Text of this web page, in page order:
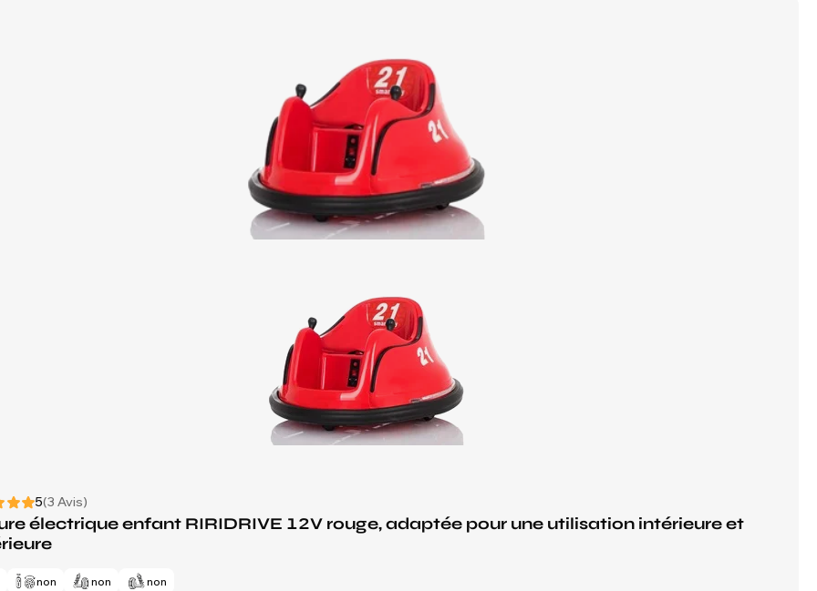
5(3 Avis)
électrique enfant RIRIDRIVE 12V rouge, adaptée pour une utilisation intérieure et
non non non